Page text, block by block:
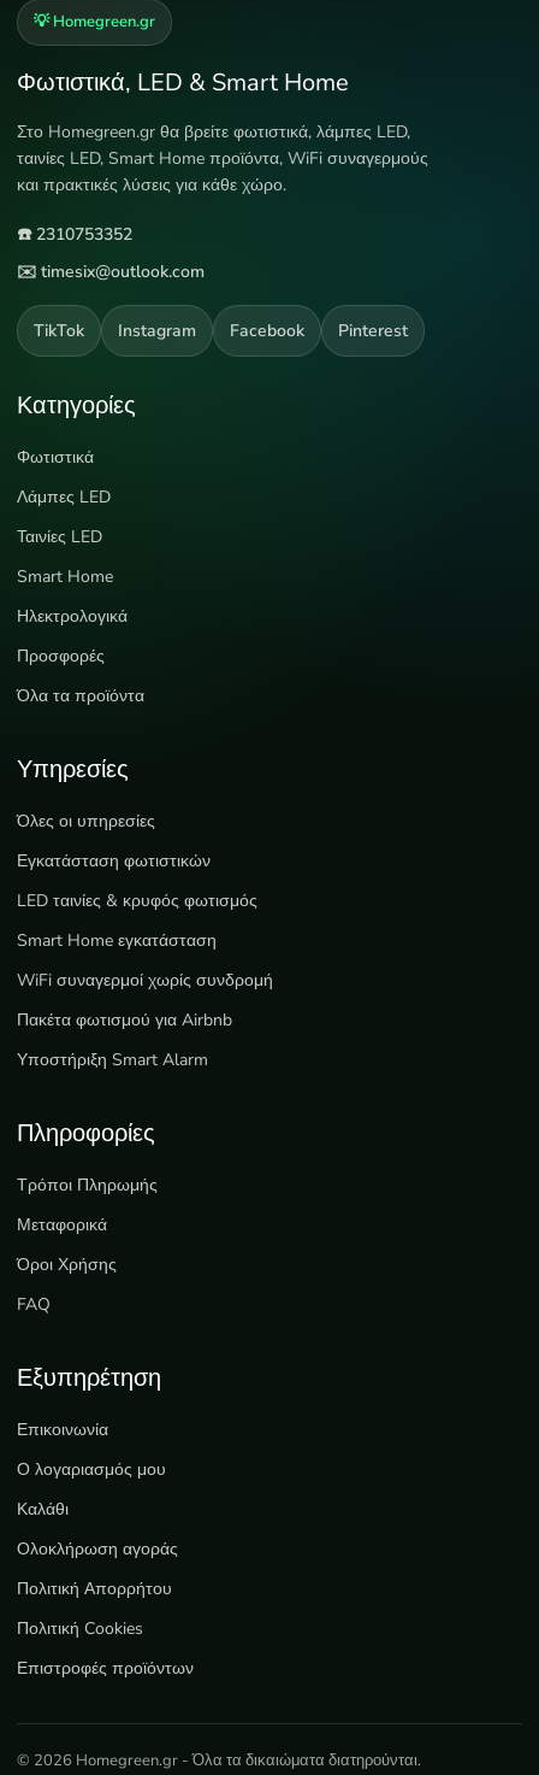
💡 Homegreen.gr
Φωτιστικά, LED & Smart Home
Στο Homegreen.gr θα βρείτε φωτιστικά, λάμπες LED,
ταινίες LED, Smart Home προϊόντα, WiFi συναγερμούς
και πρακτικές λύσεις για κάθε χώρο.
☎️ 2310753352
✉️ timesix@outlook.com
TikTok Instagram Facebook Pinterest
Κατηγορίες
Φωτιστικά
Λάμπες LED
Ταινίες LED
Smart Home
Ηλεκτρολογικά
Προσφορές
Όλα τα προϊόντα
Υπηρεσίες
Όλες οι υπηρεσίες
Εγκατάσταση φωτιστικών
LED ταινίες & κρυφός φωτισμός
Smart Home εγκατάσταση
WiFi συναγερμοί χωρίς συνδρομή
Πακέτα φωτισμού για Airbnb
Υποστήριξη Smart Alarm
Πληροφορίες
Τρόποι Πληρωμής
Μεταφορικά
Όροι Χρήσης
FAQ
Εξυπηρέτηση
Επικοινωνία
Ο λογαριασμός μου
Καλάθι
Ολοκλήρωση αγοράς
Πολιτική Απορρήτου
Πολιτική Cookies
Επιστροφές προϊόντων
© 2026 Homegreen.gr - Όλα τα δικαιώματα διατηρούνται.